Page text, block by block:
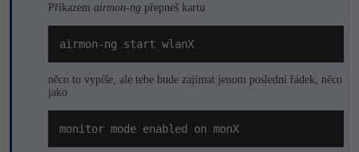
Příkazem airmon-ng přepneš kartu
airmon-ng start wlanX
něco to vypíše, ale tebe bude zajímat jenom poslední řádek, něco
jako
monitor mode enabled on monX